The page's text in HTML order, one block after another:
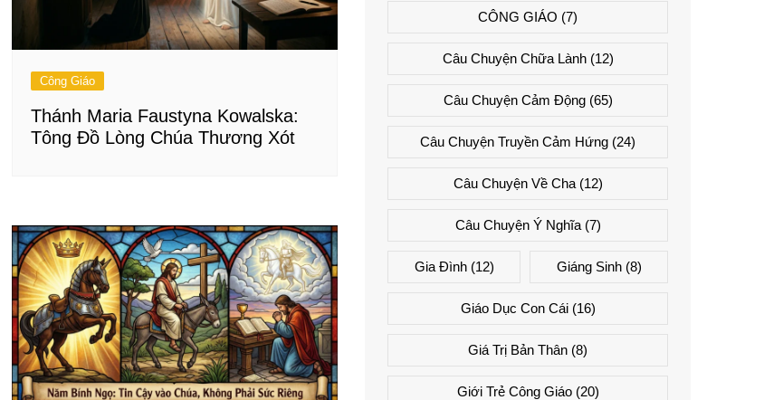
Công Giáo
Thánh Maria Faustyna Kowalska:
Tông Đồ Lòng Chúa Thương Xót
CÔNG GIÁO (7)
Câu Chuyện Chữa Lành(12)
Câu Chuyện Cảm Động(65)
Câu Chuyện Truyền Cảm Hứng (24)
Câu Chuyện Về Cha(12)
Câu Chuyện Ý Nghĩa(7)
Gia Đình(12) Giáng Sinh(8)
Giáo Dục Con Cái(16)
Giá Trị Bản Thân (8)
Giới Trẻ Công Giáo(20)